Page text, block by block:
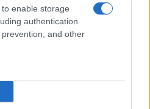
enable storage
authentication
and other